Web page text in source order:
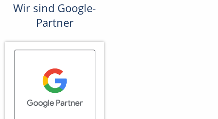
Wir sind Google-
Partner